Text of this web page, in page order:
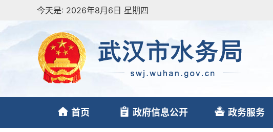
今天是: 2026年8月6日 星期四
首页 政府信息公开 政务服务